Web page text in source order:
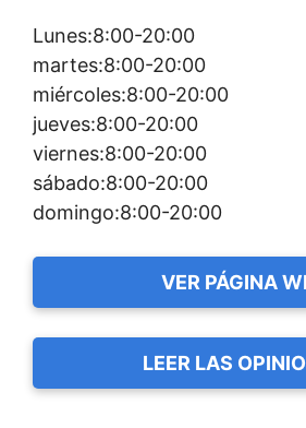
Lunes:8:00-20:00
martes:8:00-20:00
miércoles:8:00-20:00
jueves:8:00-20:00
viernes:8:00-20:00
sábado:8:00-20:00
domingo:8:00-20:00
VER PÁGINA
LEER LAS